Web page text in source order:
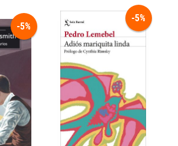
-5%
-5%